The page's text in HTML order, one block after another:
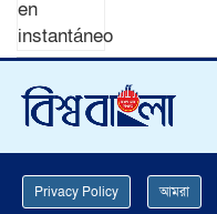
Privacy Policy আমরা